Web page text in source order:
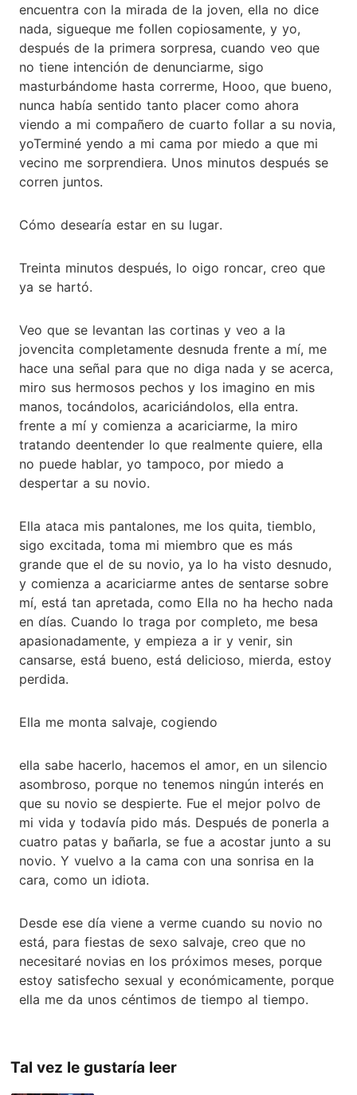
encuentra con la mirada de la joven, ella no dice
nada, sigueque me follen copiosamente, y yo,
después de la primera sorpresa, cuando veo que
no tiene intención de denunciarme, sigo
masturbándome hasta correrme, Hooo, que bueno,
nunca había sentido tanto placer como ahora
viendo a mi compañero de cuarto follar a su novia,
yoTerminé yendo a mi cama por miedo a que mi
vecino me sorprendiera. Unos minutos después se
corren juntos.
Cómo desearía estar en su lugar.
Treinta minutos después, lo oigo roncar, creo que
ya se hartó.
Veo que se levantan las cortinas y veo a la
jovencita completamente desnuda frente a mí, me
hace una señal para que no diga nada y se acerca,
miro sus hermosos pechos y los imagino en mis
manos, tocándolos, acariciándolos, ella entra.
frente a mí y comienza a acariciarme, la miro
tratando deentender lo que realmente quiere, ella
no puede hablar, yo tampoco, por miedo a
despertar a su novio.
Ella ataca mis pantalones, me los quita, tiemblo,
sigo excitada, toma mi miembro que es más
grande que el de su novio, ya lo ha visto desnudo,
y comienza a acariciarme antes de sentarse sobre
mí, está tan apretada, como Ella no ha hecho nada
en días. Cuando lo traga por completo, me besa
apasionadamente, y empieza a ir y venir, sin
cansarse, está bueno, está delicioso, mierda, estoy
perdida.
Ella me monta salvaje, cogiendo
ella sabe hacerlo, hacemos el amor, en un silencio
asombroso, porque no tenemos ningún interés en
que su novio se despierte. Fue el mejor polvo de
mi vida y todavía pido más. Después de ponerla a
cuatro patas y bañarla, se fue a acostar junto a su
novio. Y vuelvo a la cama con una sonrisa en la
cara, como un idiota.
Desde ese día viene a verme cuando su novio no
está, para fiestas de sexo salvaje, creo que no
necesitaré novias en los próximos meses, porque
estoy satisfecho sexual y económicamente, porque
ella me da unos céntimos de tiempo al tiempo.
Tal vez le gustaría leer